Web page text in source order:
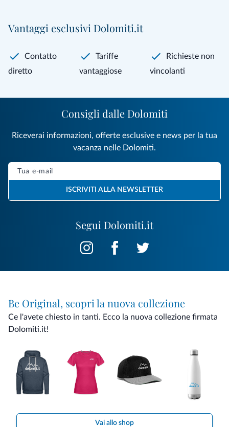
Vantaggi esclusivi Dolomiti.it
Contatto
diretto
Tariffe
vantaggiose
Richieste non
vincolanti
Segui Dolomiti.it
Consigli dalle Dolomiti
Riceverai informazioni, offerte esclusive e news per la tua
vacanza nelle Dolomiti.
ISCRIVITI ALLA NEWSLETTER
Be Original, scopri la nuova collezione
Ce l'avete chiesto in tanti. Ecco la nuova collezione firmata
Dolomiti.it!
Vai allo shop